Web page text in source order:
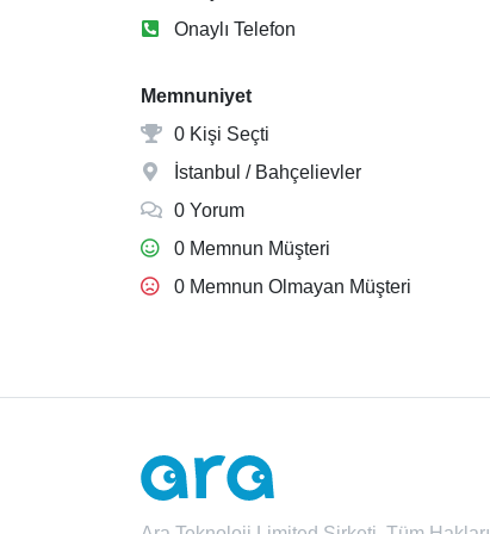
Onaylı Telefon
Memnuniyet
0 Kişi Seçti
İstanbul / Bahçelievler
0 Yorum
0 Memnun Müşteri
0 Memnun Olmayan Müşteri